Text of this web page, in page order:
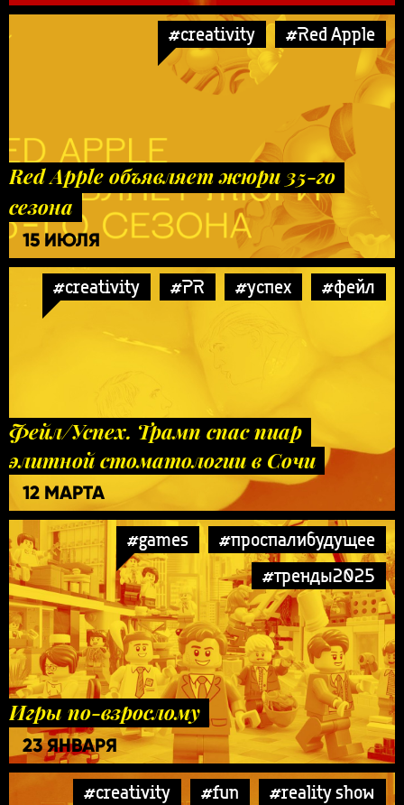
#creativity #Red Apple
Red Apple объявляет жюри 35-го
сезона
15 ИЮЛЯ
#creativity #PR #успех #фейл
Фейл/Успех. Трамп спас пиар
элитной стоматологии в Сочи
12 МАРТА
#games
#проспалибудущее
#тренды2025
Игры по-взрослому
23 ЯНВАРЯ
#creativity #fun
#reality show